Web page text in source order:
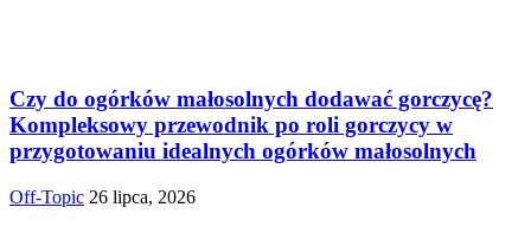
Czy do ogórków małosolnych dodawać gorczycę?
Kompleksowy przewodnik po roli gorczycy w
przygotowaniu idealnych ogórków małosolnych
Off-Topic 26 lipca, 2026